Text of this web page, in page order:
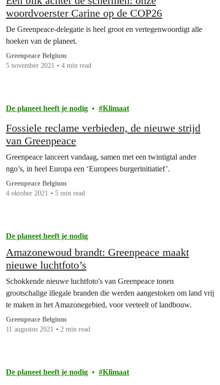
woordvoerster Carine op de COP26
De Greenpeace-delegatie is heel groot en vertegenwoordigt alle
hoeken van de planeet.
Greenpeace Belgium
5 november 2021
4 min read
De planeet heeft je nodig Klimaat
Fossiele reclame verbieden, de nieuwe strijd
van Greenpeace
Greenpeace lanceert vandaag, samen met een twintigtal ander
ngo’s, in heel Europa een ‘Europees burgerinitiatief’.
Greenpeace Belgium
4 oktober 2021
5 min read
De planeet heeft je nodig
Amazonewoud brandt: Greenpeace maakt
nieuwe luchtfoto’s
Schokkende nieuwe luchtfoto's van Greenpeace tonen
grootschalige illegale branden die werden aangestoken om land vrij
te maken in het Amazonegebied, voor veeteelt of landbouw.
Greenpeace Belgium
11 augustus 2021
2 min read
De planeet heeft je nodig Klimaat